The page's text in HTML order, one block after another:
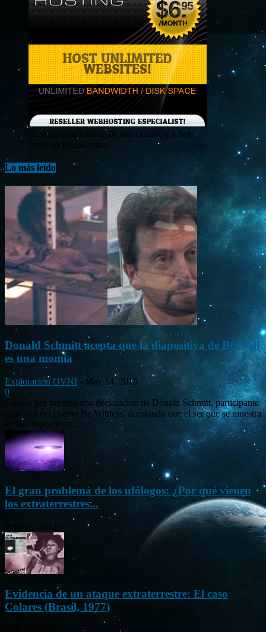
¡Consigue tu hosting de alta calidad y a bajo
costo en Banahosting!
Lo más leído
Donald Schmitt acepta que la diapositiva de Roswell
es una momia
Exploración OVNI - May 14, 2015
0
Circula por internet una declaración de Donald Schmitt, participante
principal del evento Be Witness, aceptando que el ser que se muestra
en las diapositivas...
El gran problema de los ufólogos: ¿Por qué vienen
los extraterrestres...
Evidencia de un ataque extraterrestre: El caso
Colares (Brasil, 1977)